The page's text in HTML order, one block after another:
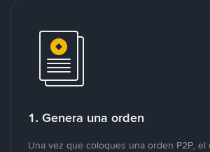
1. Genera una orden
Una vez que coloques una orden P2P, el